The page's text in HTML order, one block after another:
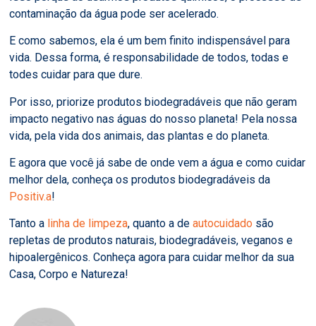
contaminação da água pode ser acelerado.
E como sabemos, ela é um bem finito indispensável para
vida. Dessa forma, é responsabilidade de todos, todas e
todes cuidar para que dure.
Por isso, priorize produtos biodegradáveis que não geram
impacto negativo nas águas do nosso planeta! Pela nossa
vida, pela vida dos animais, das plantas e do planeta.
E agora que você já sabe de onde vem a água e como cuidar
melhor dela, conheça os produtos biodegradáveis da
Positiv.a!
Tanto a linha de limpeza, quanto a deautocuidado são
repletas de produtos naturais, biodegradáveis, veganos e
hipoalergênicos. Conheça agora para cuidar melhor da sua
Casa, Corpo e Natureza!